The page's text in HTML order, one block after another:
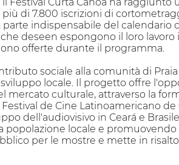
di 7.800 iscrizioni di
parte indispensabile del
deseen espongono il loro
offerte durante il programma.
sociale alla comunità di
locale. Il progetto offre
mercato culturale, attraverso la
de Cine Latinoamericano
dell'audiovisivo in Ceará e
locale e
per le mostre e mette in